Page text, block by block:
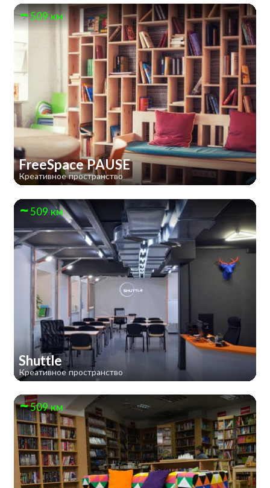
509 км
FreeSpace PAUSE
Креативное пространство
509 км
Shuttle
Креативное пространство
509 км